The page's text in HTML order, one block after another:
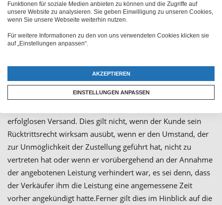
5.1Die Lieferung von Waren erfolgt auf dem Versandweg an
die vom Kunden angegebene Lieferanschrift, sofern nichts
anderes vereinbart ist. Bei der Abwicklung der Transaktion
5.2Sendet das Transportunternehmen die versandte Ware
an den Verkäufer zurück, da eine Zustellung beim Kunden
erfolglosen Versand. Dies gilt nicht, wenn der Kunde sein
Rücktrittsrecht wirksam ausübt, wenn er den Umstand, der
zur Unmöglichkeit der Zustellung geführt hat, nicht zu
vertreten hat oder wenn er vorübergehend an der Annahme
der angebotenen Leistung verhindert war, es sei denn, dass
der Verkäufer ihm die Leistung eine angemessene Zeit
vorher angekündigt hatte.Ferner gilt dies im Hinblick auf die
Funktionen für soziale Medien anbieten zu können und die Zugriffe auf
unsere Website zu analysieren. Sie geben Einwilligung zu unseren Cookies,
wenn Sie unsere Webseite weiterhin nutzen.
Für weitere Informationen zu den von uns verwendeten Cookies klicken sie
auf „Einstellungen anpassen“.
AKZEPTIEREN
EINSTELLUNGEN ANPASSEN